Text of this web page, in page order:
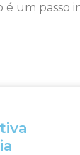
um passo